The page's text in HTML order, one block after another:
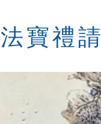
法寶禮請